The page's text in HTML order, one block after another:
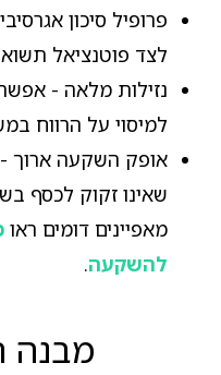
פרופיל סיכון
לצד פוטנציאל
נזילות מלאה -
למיסוי על הרווח
אופק השקעה ארוך
שאינו זקוק לכסף
מאפיינים דומים ראו
להשקעה.
מבנה